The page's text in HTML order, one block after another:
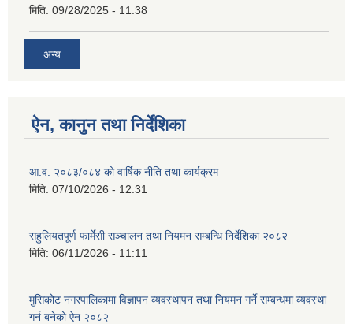
मिति: 09/28/2025 - 11:38
अन्य
ऐन, कानुन तथा निर्देशिका
आ.व. २०८३/०८४ को वार्षिक नीति तथा कार्यक्रम
मिति: 07/10/2026 - 12:31
सहुलियतपूर्ण फार्मेसी सञ्चालन तथा नियमन सम्बन्धि निर्देशिका २०८२
मिति: 06/11/2026 - 11:11
मुसिकोट नगरपालिकामा विज्ञापन व्यवस्थापन तथा नियमन गर्ने सम्बन्धमा व्यवस्था
गर्न बनेको ऐन २०८२